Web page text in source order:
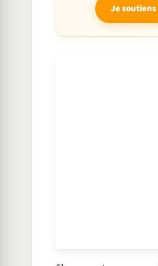
Je soutiens